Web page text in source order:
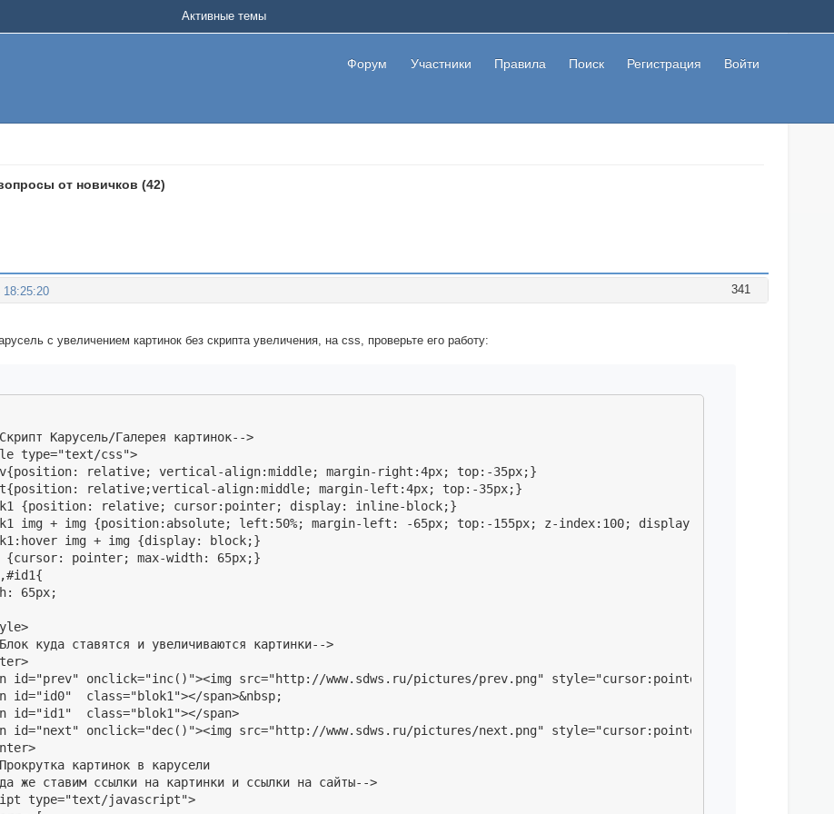
Форум Участники Правила Поиск Регистрация Войти
Активные темы
от новичков (42)
341
18:25:20
с увеличением картинок без скрипта увеличения, на css, проверьте его работу:
Карусель/Галерея картинок-->
type="text/css">
relative; vertical-align:middle; margin-right:4px; top:-35px;}
relative;vertical-align:middle; margin-left:4px; top:-35px;}
{position: relative; cursor:pointer; display: inline-block;}
img + img {position:absolute; left:50%; margin-left: -65px; top:-155px; z-index:100; display: none;}
img + img {display: block;}
{cursor: pointer; max-width: 65px;}
65px;
куда ставятся и увеличиваются картинки-->
id="prev" onclick="inc()"><img src="http://www.sdws.ru/pictures/prev.png" style="cursor:pointer" width="10"
id="id0"  class="blok1"></span>&nbsp;
id="id1"  class="blok1"></span>
id="next" onclick="dec()"><img src="http://www.sdws.ru/pictures/next.png" style="cursor:pointer" width="10"
картинок в карусели
же ставим ссылки на картинки и ссылки на сайты-->
type="text/javascript">